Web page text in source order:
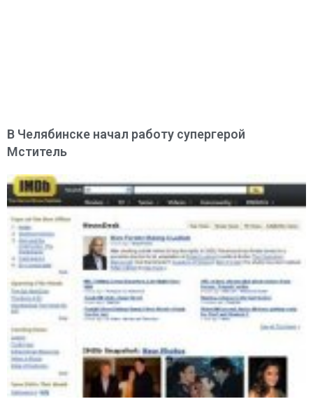
В Челябинске начал работу супергерой
Мститель